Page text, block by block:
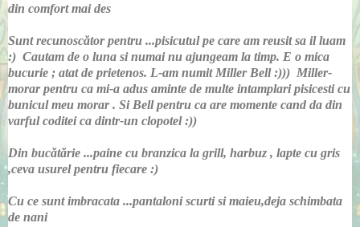
din comfort mai des
Sunt recunoscător pentru ...pisicutul pe care am reusit sa il luam
:) Cautam de o luna si numai nu ajungeam la timp. E o mica
bucurie ; atat de prietenos. L-am numit Miller Bell :))) Miller-
morar pentru ca mi-a adus aminte de multe intamplari pisicesti cu
bunicul meu morar . Si Bell pentru ca are momente cand da din
varful coditei ca dintr-un clopotel :))
Din bucătărie ...paine cu branzica la grill, harbuz , lapte cu gris
,ceva usurel pentru fiecare :)
Cu ce sunt imbracata ...pantaloni scurti si maieu,deja schimbata
de nani